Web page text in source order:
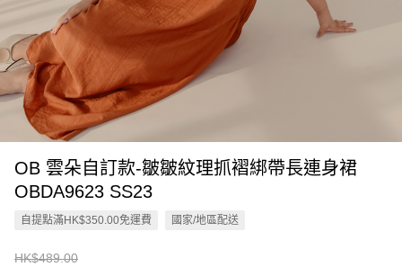
OB 雲朵自訂款-皺皺紋理抓褶綁帶長連身裙
OBDA9623 SS23
自提點滿HK$350.00免運費 國家/地區配送
HK$489.00